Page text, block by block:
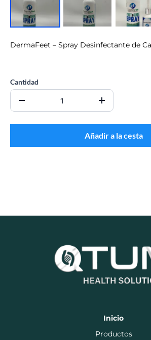
DermaFeet – Spray Desinfectante de
Cantidad
Añadir a la cesta
Inicio
Productos